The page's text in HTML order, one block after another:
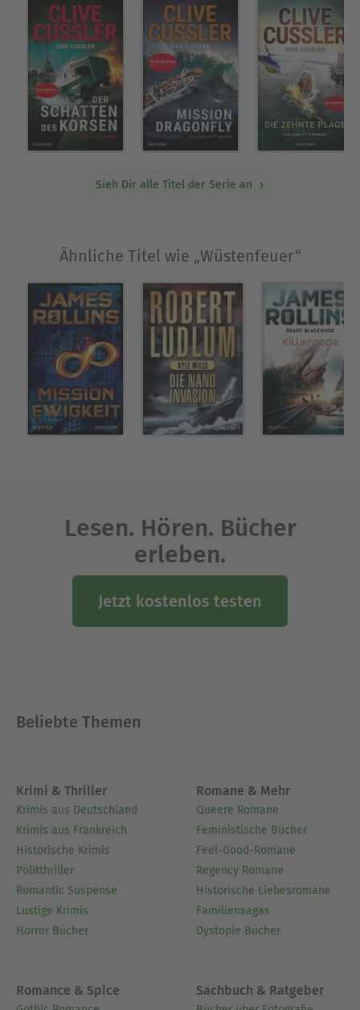
Sieh Dir alle Titel der Serie an
Ähnliche Titel wie „Wüstenfeuer“
Lesen. Hören. Bücher
erleben.
Jetzt kostenlos testen
Beliebte Themen
Krimi & Thriller
Krimis aus Deutschland
Krimis aus Frankreich
Historische Krimis
Politthriller
Romantic Suspense
Lustige Krimis
Horror Bücher
Romane & Mehr
Queere Romane
Feministische Bücher
Feel-Good-Romane
Regency Romane
Historische Liebesromane
Familiensagas
Dystopie Bücher
Romance & Spice Sachbuch & Ratgeber